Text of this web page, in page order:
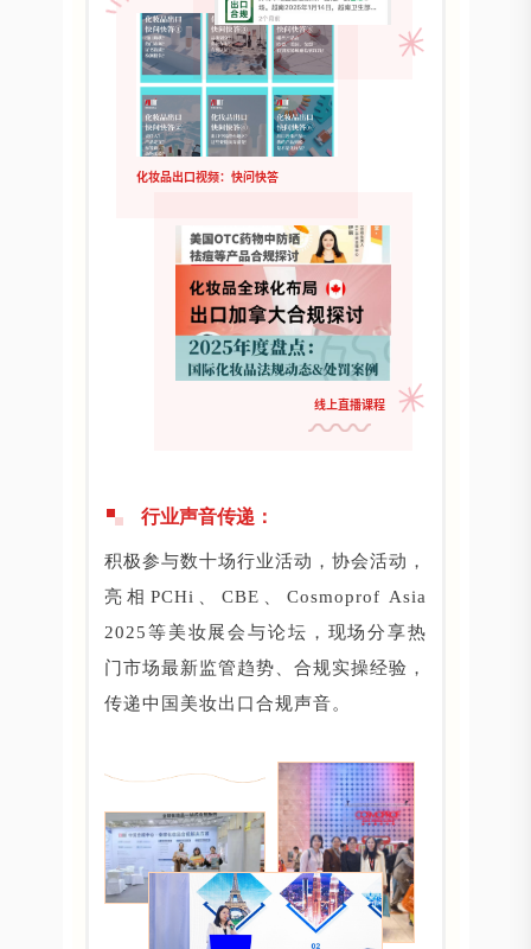
化妆品出口视频：快问快答
线上直播课程
行业声音传递：
积极参与数十场行业活动，协会活动，
亮相PCHi、CBE、Cosmoprof Asia
2025等美妆展会与论坛，现场分享热
门市场最新监管趋势、合规实操经验，
传递中国美妆出口合规声音。